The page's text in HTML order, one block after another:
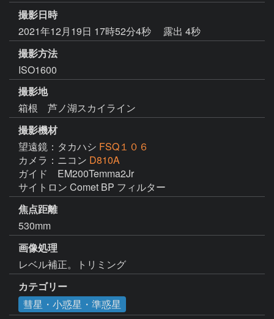
撮影日時
2021年12月19日 17時52分4秒
露出 4秒
撮影方法
ISO1600
撮影地
箱根 芦ノ湖スカイライン
撮影機材
望遠鏡：タカハシ FSQ１０６
カメラ：ニコン D810A
ガイド　EM200Temma2Jr
サイトロン Comet BP フィルター
焦点距離
530mm
画像処理
レベル補正。トリミング
カテゴリー
彗星・小惑星・準惑星